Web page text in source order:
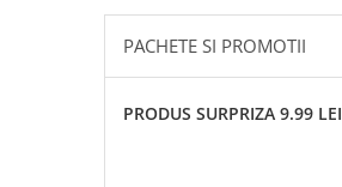
PACHETE SI PROMOTII
PRODUS SURPRIZA 9.99 LEI